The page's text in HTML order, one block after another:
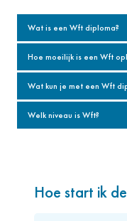
Wat is een Wft diploma?
Hoe moeilijk is een Wft
Wat kun je met een Wft
Welk niveau is Wft?
Hoe start ik